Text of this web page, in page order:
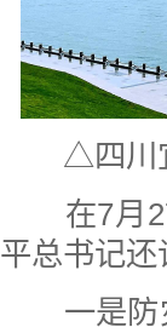
△四川宜
在7月27
平总书记
一是防灾